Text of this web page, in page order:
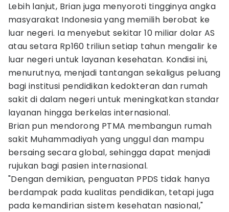
Lebih lanjut, Brian juga menyoroti tingginya angka
masyarakat Indonesia yang memilih berobat ke
luar negeri. Ia menyebut sekitar 10 miliar dolar AS
atau setara Rp160 triliun setiap tahun mengalir ke
luar negeri untuk layanan kesehatan. Kondisi ini,
menurutnya, menjadi tantangan sekaligus peluang
bagi institusi pendidikan kedokteran dan rumah
sakit di dalam negeri untuk meningkatkan standar
layanan hingga berkelas internasional.
Brian pun mendorong PTMA membangun rumah
sakit Muhammadiyah yang unggul dan mampu
bersaing secara global, sehingga dapat menjadi
rujukan bagi pasien internasional.
"Dengan demikian, penguatan PPDS tidak hanya
berdampak pada kualitas pendidikan, tetapi juga
pada kemandirian sistem kesehatan nasional,"